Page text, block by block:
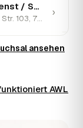
R&D Recycling / Containerdienst / Schrott& Metalle / Demontage / Dienstleistungen /
Falltor Straße Hambrücken, Berliner Str. 103, 76646 Bruchsal · ★ 5 (4)
›
›
ansehen
AWL